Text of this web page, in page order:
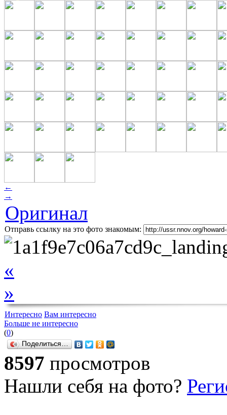
←
→
Оригинал
Отправь ссылку на это фото знакомым:
«
»
Интересно Вам интересно
Больше не интересно
(0)
Поделиться…
8597 просмотров
Нашли себя на фото?